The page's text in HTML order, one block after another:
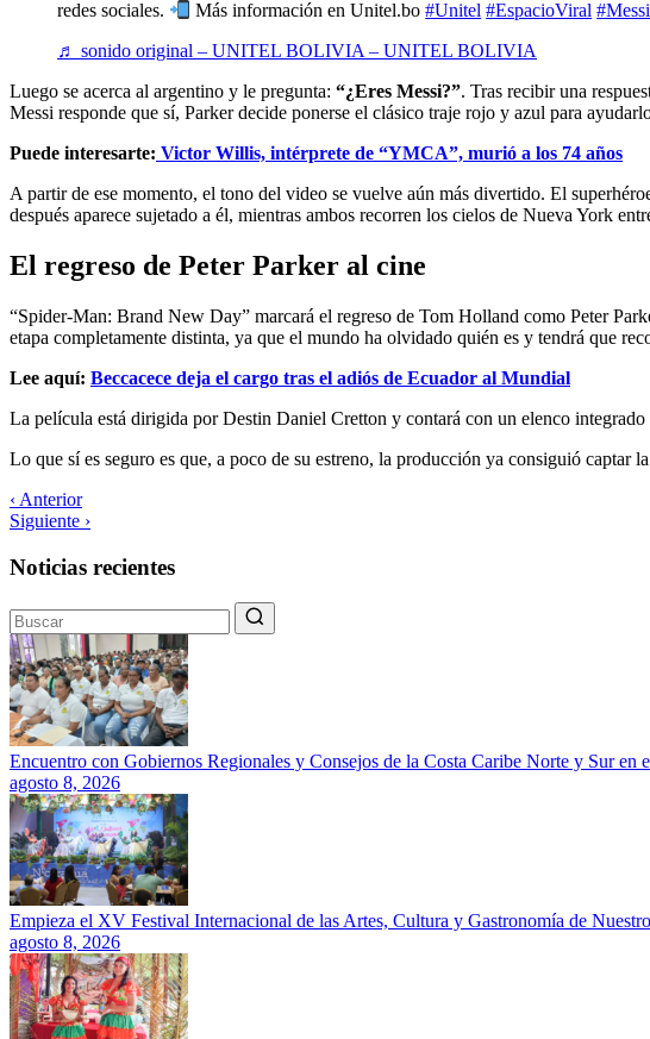
redes sociales.
Más información en Unitel.bo#Unitel #EspacioViral #Messi
♬ sonido original – UNITEL BOLIVIA – UNITEL BOLIVIA
Luego se acerca al argentino y le pregunta: “¿Eres Messi?”. Tras recibir una
Messi responde que sí, Parker decide ponerse el clásico traje rojo y azul para
Puede interesarte: Victor Willis, intérprete de “YMCA”, murió a los 74 años
A partir de ese momento, el tono del video se vuelve aún más divertido. El
después aparece sujetado a él, mientras ambos recorren los cielos de Nueva York
El regreso de Peter Parker al cine
“Spider-Man: Brand New Day” marcará el regreso de Tom Holland como Peter
etapa completamente distinta, ya que el mundo ha olvidado quién es y tendrá que
Lee aquí: Beccacece deja el cargo tras el adiós de Ecuador al Mundial
La película está dirigida por Destin Daniel Cretton y contará con un elenco integrado
Lo que sí es seguro es que, a poco de su estreno, la producción ya consiguió captar
‹ Anterior
Siguiente ›
Noticias recientes
Encuentro con Gobiernos Regionales y Consejos de la Costa Caribe Norte y Sur en
agosto 8, 2026
Empieza el XV Festival Internacional de las Artes, Cultura y Gastronomía de
agosto 8, 2026